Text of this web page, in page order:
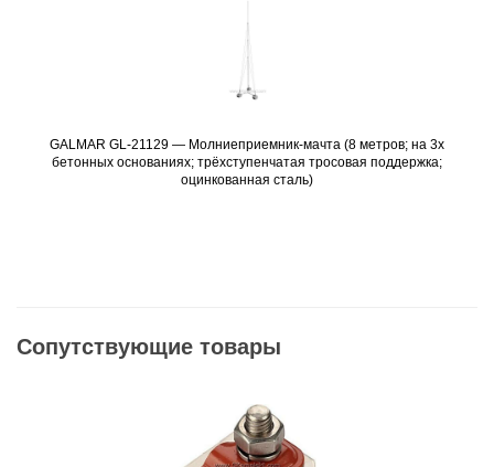
Подробнее
GALMAR GL-21129 — Молниеприемник-мачта (8 метров; на 3х
бетонных основаниях; трёхступенчатая тросовая поддержка;
оцинкованная сталь)
Сопутствующие товары